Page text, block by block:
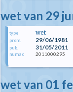
wet van 29
type wet
prom. 29/06/1981
pub. 31/05/2011
numac 2011000295
wet van 01